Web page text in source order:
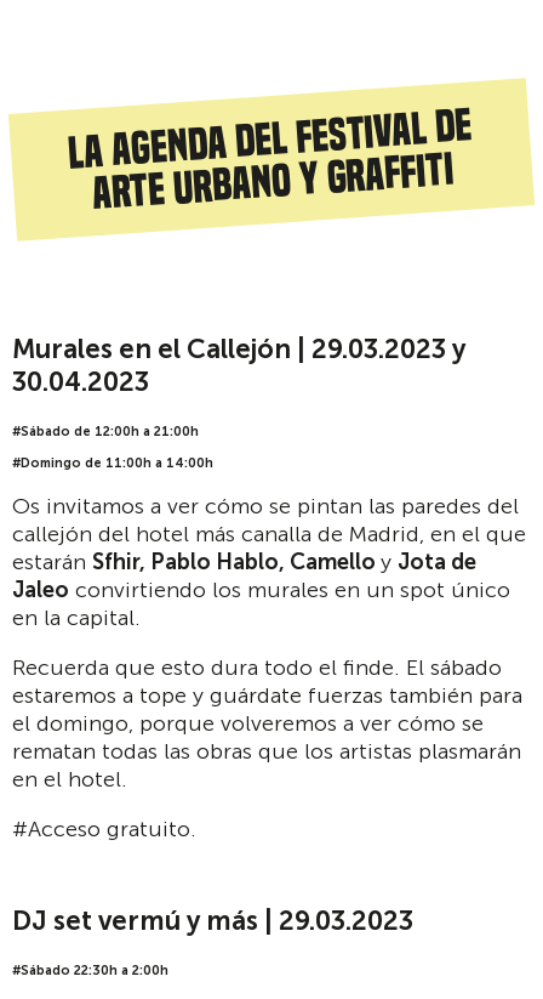
La agenda del Festival de
arte urbano y graffiti
Murales en el Callejón | 29.03.2023 y
30.04.2023
#Sábado de 12:00h a 21:00h
#Domingo de 11:00h a 14:00h
Os invitamos a ver cómo se pintan las paredes del
callejón del hotel más canalla de Madrid, en el que
estarán Sfhir, Pablo Hablo, Camello y Jota de
Jaleo convirtiendo los murales en un spot único
en la capital.
Recuerda que esto dura todo el finde. El sábado
estaremos a tope y guárdate fuerzas también para
el domingo, porque volveremos a ver cómo se
rematan todas las obras que los artistas plasmarán
en el hotel.
#Acceso gratuito.
DJ set vermú y más | 29.03.2023
#Sábado 22:30h a 2:00h